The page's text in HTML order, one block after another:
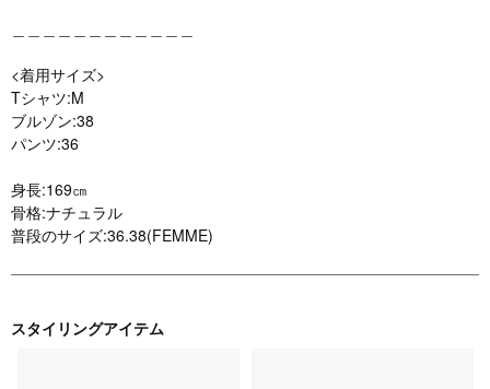
<着用サイズ>
Tシャツ:M
ブルゾン:38
パンツ:36
身長:169㎝
骨格:ナチュラル
普段のサイズ:36.38(FEMME)
スタイリングアイテム